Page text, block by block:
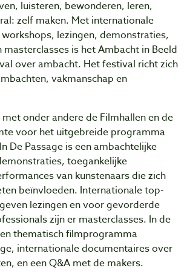
luisteren, bewonderen, leren,
zelf maken. Met internationale
lezingen, demonstraties,
is het Ambacht in Beeld
over ambacht. Het festival richt zich
vakmanschap en
met onder andere de Filmhallen en de
voor het uitgebreide programma
De Passage is een ambachtelijke
toegankelijke
van kunstenaars die zich
beïnvloeden. Internationale top-
lezingen en voor gevorderde
zijn er masterclasses. In de
thematisch filmprogramma
internationale documentaires over
en een Q&A met de makers.